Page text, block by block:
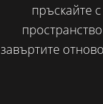
пръскайте
завъртите